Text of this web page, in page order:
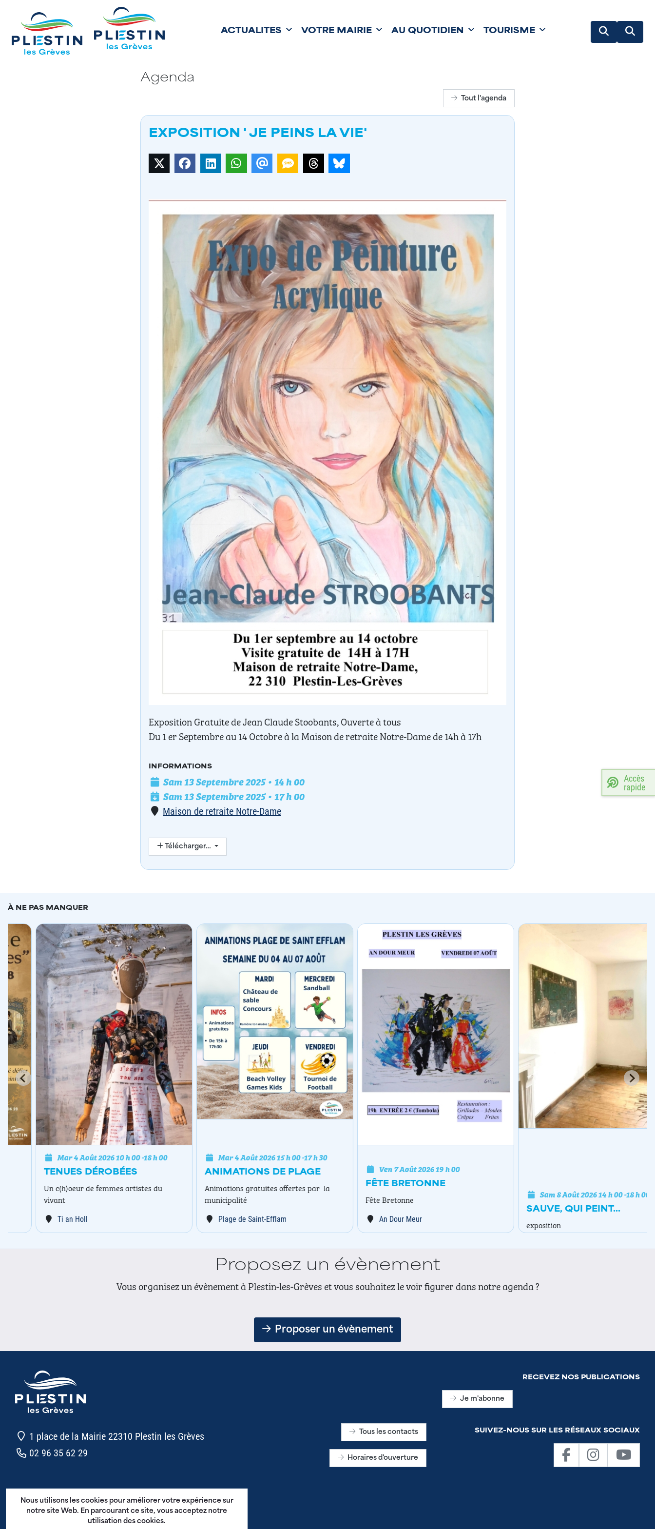
ACTUALITÉS VOTRE MAIRIE AU QUOTIDIEN TOURISME
Agenda
Tout l'agenda
EXPOSITION ' JE PEINS LA VIE'
Exposition Gratuite de Jean Claude Stoobants, Ouverte à tous
Du 1 er Septembre au 14 Octobre à la Maison de retraite Notre-Dame de 14h à 17h
INFORMATIONS
Date de l'événement
Sam 13 Septembre 2025 • 14 h 00
Date de fin
Sam 13 Septembre 2025 • 17 h 00
Lieu
Maison de retraite Notre-Dame
Télécharger…
À NE PAS MANQUER
TENUES DÉROBÉES
Mar 4 Août 202610 h 00-18 h 00
Ti an Holl
Un c(h)oeur de femmes artistes du
ANIMATIONS DE PLAGE
Mar 4 Août 202615 h 00-17 h 30
Plage de Saint-Efflam
Animations gratuites offertes par la
municipalité
FÊTE BRETONNE
Ven 7 Août 202619 h 00
An Dour Meur
Fête Bretonne
SAUVE, QUI PEINT...
Sam 8 Août 202614 h 00-18 h 00
exposition
Proposez un évènement
Vous organisez un évènement à Plestin-les-Grèves et vous souhaitez le voir figurer dans notre agenda ?
Proposer un évènement
1 place de la Mairie 22310 Plestin les Grèves
02 96 35 62 29
Tous les contacts
Horaires d'ouverture
RECEVEZ NOS PUBLICATIONS
Je m'abonne
SUIVEZ-NOUS SUR LES RÉSEAUX SOCIAUX
CGU - Plestin en Poche
Mentions légales
Politique de confidentialité
Accès
rapide
Nous utilisons les cookies pour améliorer votre expérience sur
notre site Web. En parcourant ce site, vous acceptez notre
utilisation des cookies.